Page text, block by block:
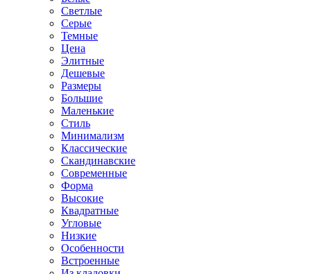
Светлые
Серые
Темные
Цена
Элитные
Дешевые
Размеры
Большие
Маленькие
Стиль
Минимализм
Классические
Скандинавские
Современные
Форма
Высокие
Квадратные
Угловые
Низкие
Особенности
Встроенные